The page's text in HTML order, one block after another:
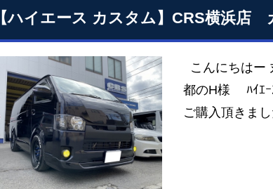
【ハイエース カスタム】CRS横浜店
こんにちはー
都のH様 ﾊｲｴｰ
ご購入頂きま